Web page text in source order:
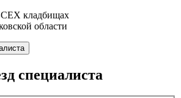
кладбищах
области
специалиста